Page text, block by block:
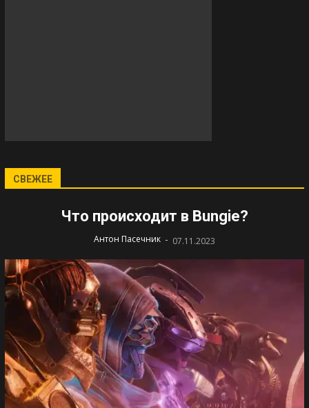
СВЕЖЕЕ
Что происходит в Bungie?
Антон Пасечник - 07.11.2023